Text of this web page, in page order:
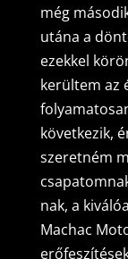
még
utána a
ezekkel
kerültem az
következik,
szeretném
nak, a
Machac